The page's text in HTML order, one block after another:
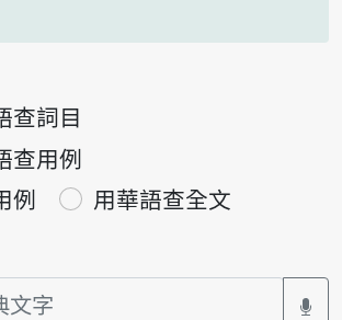
查詞目
查用例
例
用華語查全文